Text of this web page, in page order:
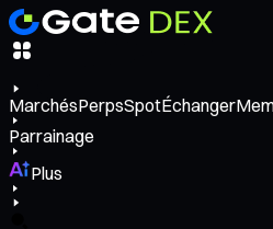
MarchésPerpsSpotÉchanger
Parrainage
Plus